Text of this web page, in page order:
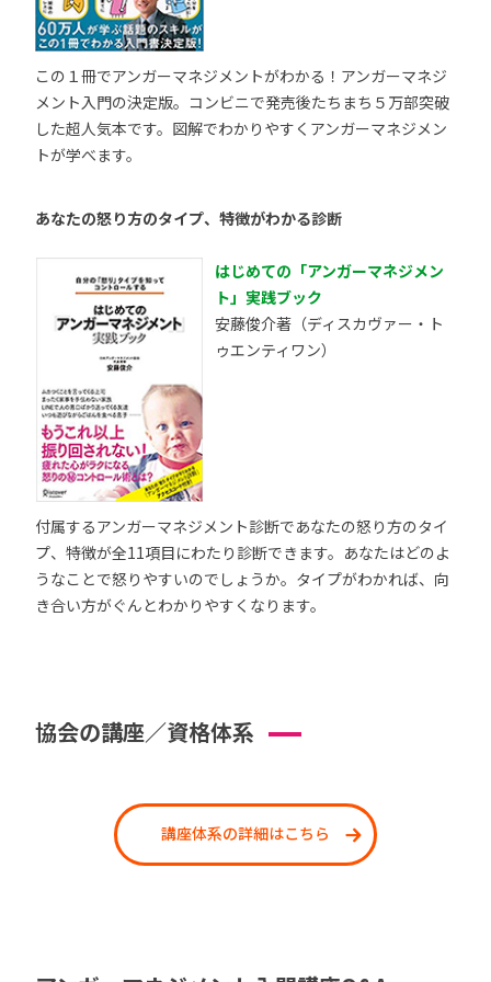
この１冊でアンガーマネジメントがわかる！アンガーマネジ
メント入門の決定版。コンビニで発売後たちまち５万部突破
した超人気本です。図解でわかりやすくアンガーマネジメン
トが学べます。
あなたの怒り方のタイプ、特徴がわかる診断
はじめての「アンガーマネジメン
ト」実践ブック
安藤俊介著（ディスカヴァー・ト
ゥエンティワン）
付属するアンガーマネジメント診断であなたの怒り方のタイ
プ、特徴が全11項目にわたり診断できます。あなたはどのよ
うなことで怒りやすいのでしょうか。タイプがわかれば、向
き合い方がぐんとわかりやすくなります。
協会の講座／資格体系
講座体系の詳細はこちら